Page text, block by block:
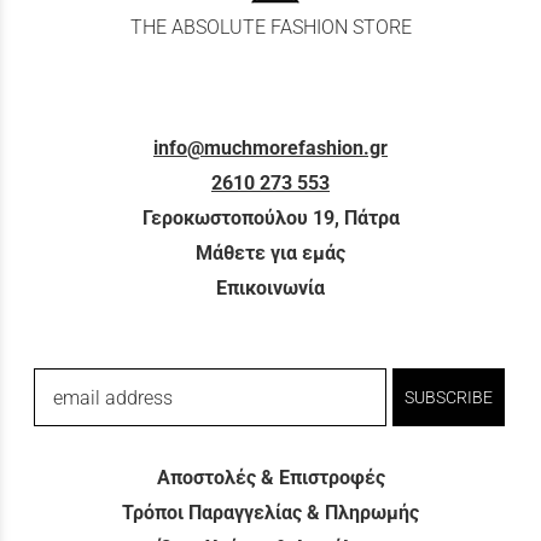
THE ABSOLUTE FASHION STORE
info@muchmorefashion.gr
2610 273 553
Γεροκωστοπούλου 19, Πάτρα
Μάθετε για εμάς
Επικοινωνία
email address SUBSCRIBE
Αποστολές & Επιστροφές
Τρόποι Παραγγελίας & Πληρωμής